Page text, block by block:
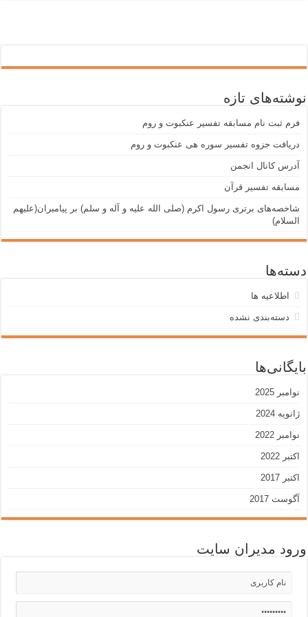
نوشته‌های تازه
فرم ثبت نام مسابقه تفسیر عنکبوت و روم
دریافت جزوه تفسیر سوره هی عنکبوت و روم
آدرس کانال انجمن
مسابقه تفسیر قرآن
شاخصه‌های برتری رسول اکرم (صلی الله علیه و آله و سلم) بر پیامبران(علیهم
السلام)
دسته‌ها
اطلاعیه ها
دسته‌بندی نشده
بایگانی‌ها
نوامبر 2025
ژانویه 2024
نوامبر 2022
اکتبر 2022
اکتبر 2017
آگوست 2017
ورود مدیران سایت